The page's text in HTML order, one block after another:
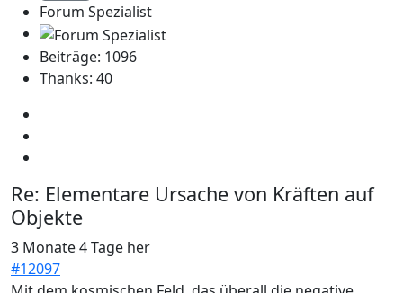
Forum Spezialist
Beiträge: 1096
Thanks: 40
Re: Elementare Ursache von Kräften auf
Objekte
3 Monate 4 Tage her
#12097